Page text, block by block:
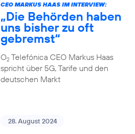
CEO MARKUS HAAS IM INTERVIEW:
„Die Behörden haben
uns bisher zu oft
gebremst“
O2Telefónica CEO Markus Haas
spricht über 5G, Tarife und den
deutschen Markt
28. August 2024